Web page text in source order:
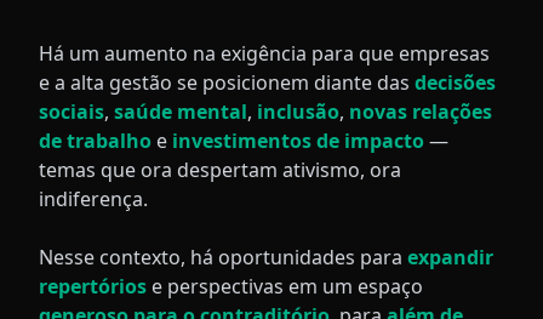
Há um aumento na exigência para que empresas
e a alta gestão se posicionem diante das decisões
sociais, saúde mental, inclusão, novas relações
de trabalho e investimentos de impacto—
temas que ora despertam ativismo, ora
indiferença.
Nesse contexto, há oportunidades para expandir
repertórios e perspectivas em um espaço